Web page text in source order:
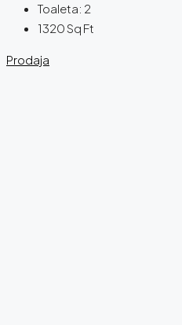
Toaleta: 2
1320Sq Ft
Prodaja